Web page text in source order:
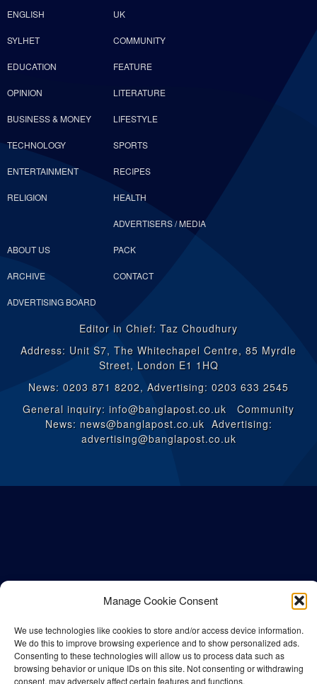
Manage Cookie Consent
We use technologies like cookies to store and/or access device information.
We do this to improve browsing experience and to show personalized ads.
Consenting to these technologies will allow us to process data such as
browsing behavior or unique IDs on this site. Not consenting or withdrawing
consent, may adversely affect certain features and functions.
ENGLISH UK
SYLHET COMMUNITY
EDUCATION FEATURE
OPINION LITERATURE
BUSINESS & MONEY LIFESTYLE
TECHNOLOGY SPORTS
ENTERTAINMENT RECIPES
RELIGION HEALTH
ABOUT US
ADVERTISERS / MEDIA
PACK
ARCHIVE CONTACT
ADVERTISING BOARD
Editor in Chief: Taz Choudhury
Address: Unit S7, The Whitechapel Centre, 85 Myrdle
Street, London E1 1HQ
News: 0203 871 8202, Advertising: 0203 633 2545
General inquiry: info@banglapost.co.uk Community
News: news@banglapost.co.uk Advertising:
advertising@banglapost.co.uk
© All rights reserved Bangla Post2026| Any unauthorised use or
reproduction of our content is strictly prohibited.